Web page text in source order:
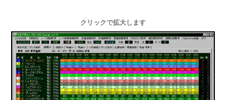
クリックで拡大します